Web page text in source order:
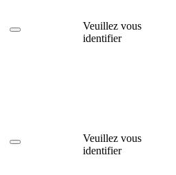
Veuillez vous
identifier
Veuillez vous
identifier